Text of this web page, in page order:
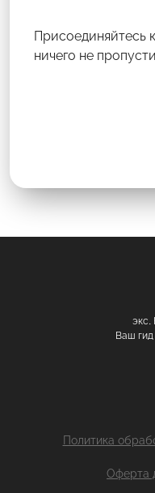
Присоединяйтесь
ничего не
экс.
Ваш
Политика
Оферта